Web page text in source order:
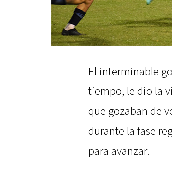
El interminable
tiempo, le dio la
que gozaban de
durante la fase
para avanzar.